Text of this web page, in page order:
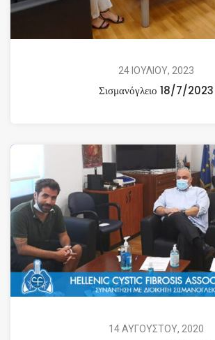
24 ΙΟΥΛΙΟΥ, 2023
Σισμανόγλειο 18/7/2023
14 ΑΥΓΟΥΣΤΟΥ, 2020